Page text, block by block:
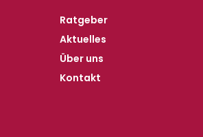
Ratgeber
Aktuelles
Über uns
Kontakt